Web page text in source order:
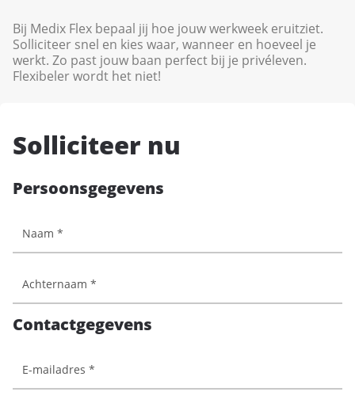
Bij Medix Flex bepaal jij hoe jouw werkweek eruitziet.
Solliciteer snel en kies waar, wanneer en hoeveel je
werkt. Zo past jouw baan perfect bij je privéleven.
Flexibeler wordt het niet!
Solliciteer nu
Persoonsgegevens
Contactgegevens